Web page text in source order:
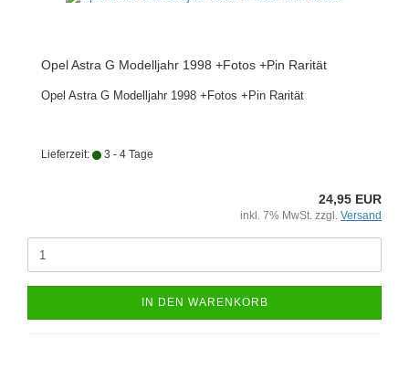
Opel Astra G Modelljahr 1998 +Fotos +Pin Rarität
Opel Astra G Modelljahr 1998 +Fotos +Pin Rarität
Lieferzeit: 3 - 4 Tage
24,95 EUR
inkl. 7% MwSt. zzgl. Versand
IN DEN WARENKORB